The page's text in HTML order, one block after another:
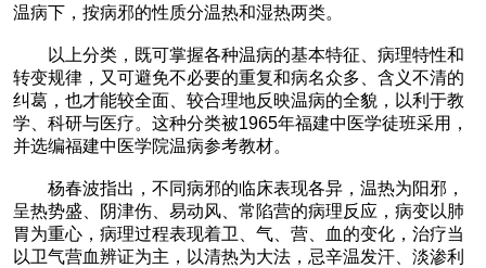
温病下，按病邪的性质分温热和湿热两类。
以上分类，既可掌握各种温病的基本特征、病理特性和
转变规律，又可避免不必要的重复和病名众多、含义不清的
纠葛，也才能较全面、较合理地反映温病的全貌，以利于教
学、科研与医疗。这种分类被1965年福建中医学徒班采用，
并选编福建中医学院温病参考教材。
杨春波指出，不同病邪的临床表现各异，温热为阳邪，
呈热势盛、阴津伤、易动风、常陷营的病理反应，病变以肺
胃为重心，病理过程表现着卫、气、营、血的变化，治疗当
以卫气营血辨证为主，以清热为大法，忌辛温发汗、淡渗利